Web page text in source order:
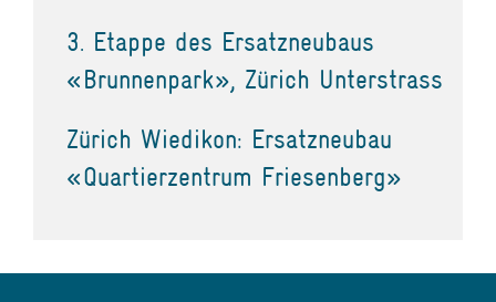
3. Etappe des Ersatzneubaus
«Brunnenpark», Zürich Unterstrass
Zürich Wiedikon: Ersatzneubau
«Quartierzentrum Friesenberg»